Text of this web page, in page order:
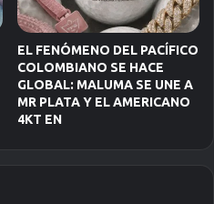
EL FENÓMENO DEL PACÍFICO
COLOMBIANO SE HACE
GLOBAL: MALUMA SE UNE A
MR PLATA Y EL AMERICANO
4KT EN